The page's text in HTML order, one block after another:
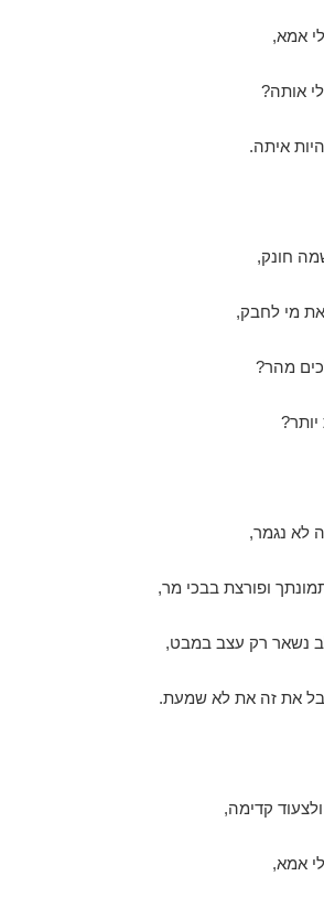
אמא,
אותה?
איתה.
חונק,
את מי לחבק,
מהר?
לא נגמר,
ופורצת בבכי מר,
נשאר רק עצב במבט,
את זה את לא שמעת.
קדימה,
אמא,